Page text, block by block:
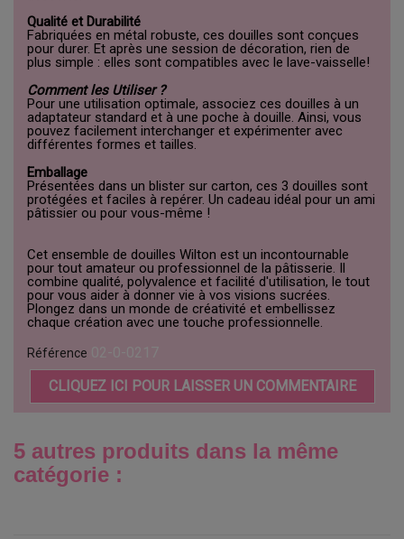
Qualité et Durabilité
Fabriquées en métal robuste, ces douilles sont conçues
pour durer. Et après une session de décoration, rien de
plus simple : elles sont compatibles avec le lave-vaisselle!
Comment les Utiliser ?
Pour une utilisation optimale, associez ces douilles à un
adaptateur standard et à une poche à douille. Ainsi, vous
pouvez facilement interchanger et expérimenter avec
différentes formes et tailles.
Emballage
Présentées dans un blister sur carton, ces 3 douilles sont
protégées et faciles à repérer. Un cadeau idéal pour un ami
pâtissier ou pour vous-même !
Cet ensemble de douilles Wilton est un incontournable
pour tout amateur ou professionnel de la pâtisserie. Il
combine qualité, polyvalence et facilité d'utilisation, le tout
pour vous aider à donner vie à vos visions sucrées.
Plongez dans un monde de créativité et embellissez
chaque création avec une touche professionnelle.
Référence
CLIQUEZ ICI POUR LAISSER UN COMMENTAIRE
5 autres produits dans la même
catégorie :